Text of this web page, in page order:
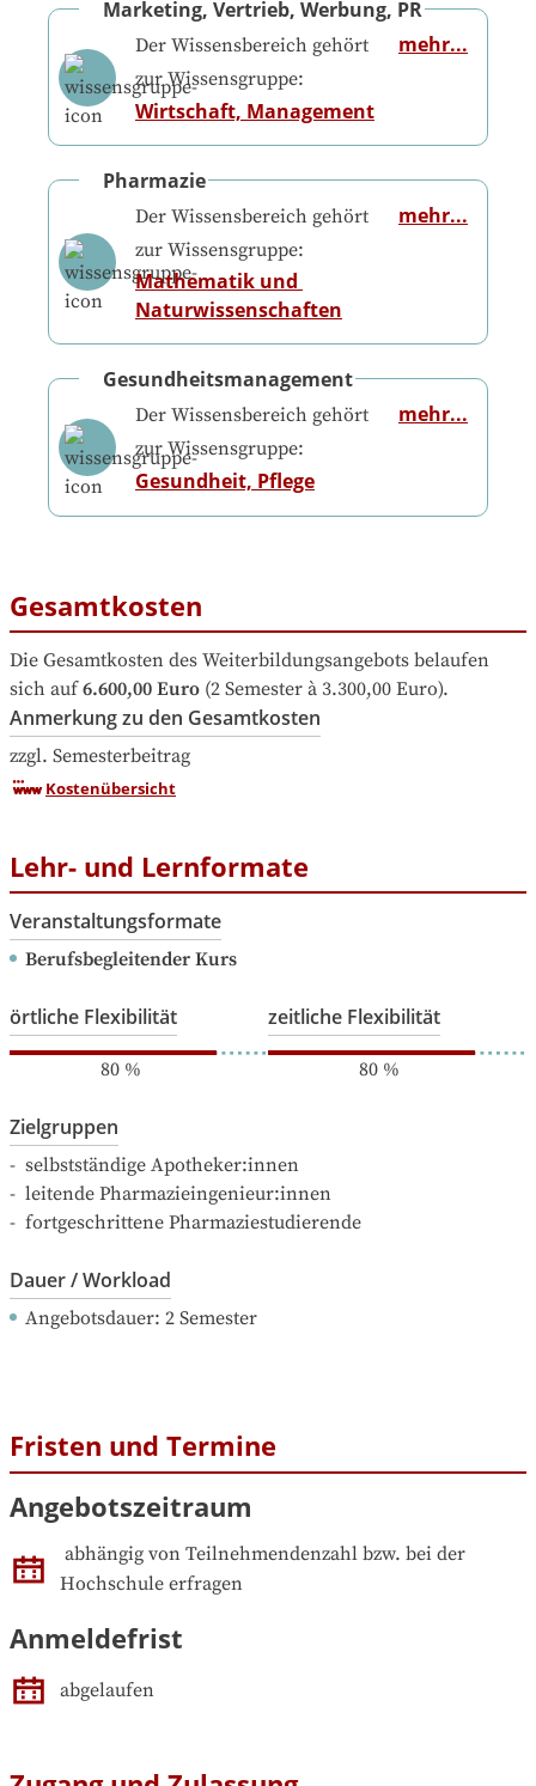
Marketing, Vertrieb, Werbung, PR
Der Wissensbereich gehört
zur Wissensgruppe:
Wirtschaft, Management
mehr...
Pharmazie
Der Wissensbereich gehört
zur Wissensgruppe:
Mathematik und
Naturwissenschaften
mehr...
Gesundheitsmanagement
Der Wissensbereich gehört
zur Wissensgruppe:
Gesundheit, Pflege
mehr...
Gesamtkosten
Die Gesamtkosten des Weiterbildungsangebots belaufen
sich auf 6.600,00 Euro (2 Semester à 3.300,00 Euro).
Anmerkung zu den Gesamtkosten
zzgl. Semesterbeitrag
Kostenübersicht
Lehr- und Lernformate
Veranstaltungsformate
Berufsbegleitender Kurs
örtliche Flexibilität
80%
zeitliche Flexibilität
80%
Zielgruppen
-  selbstständige Apotheker:innen
-  leitende Pharmazieingenieur:innen
-  fortgeschrittene Pharmaziestudierende
Dauer / Workload
Angebotsdauer: 2 Semester
Fristen und Termine
Angebotszeitraum
abhängig von Teilnehmendenzahl bzw. bei der
Hochschule erfragen
Anmeldefrist
abgelaufen